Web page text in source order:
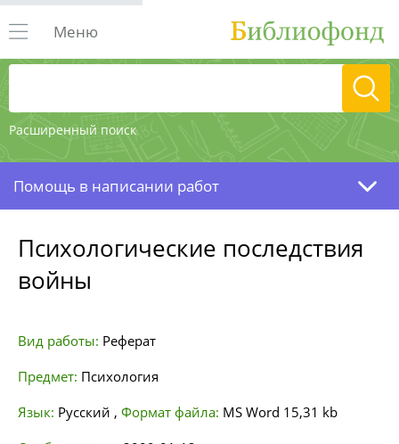
Расширенный поиск
Меню
Помощь в написании работ
Психологические последствия
войны
Вид работы: Реферат
Предмет: Психология
Язык: Русский , Формат файла: MS Word 15,31 kb